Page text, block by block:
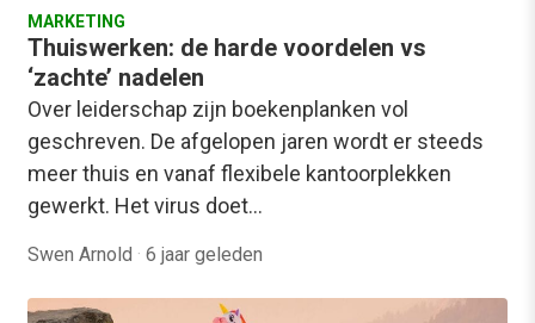
MARKETING
Thuiswerken: de harde voordelen vs
‘zachte’ nadelen
Over leiderschap zijn boekenplanken vol
geschreven. De afgelopen jaren wordt er steeds
meer thuis en vanaf flexibele kantoorplekken
gewerkt. Het virus doet…
Swen Arnold · 6 jaar geleden